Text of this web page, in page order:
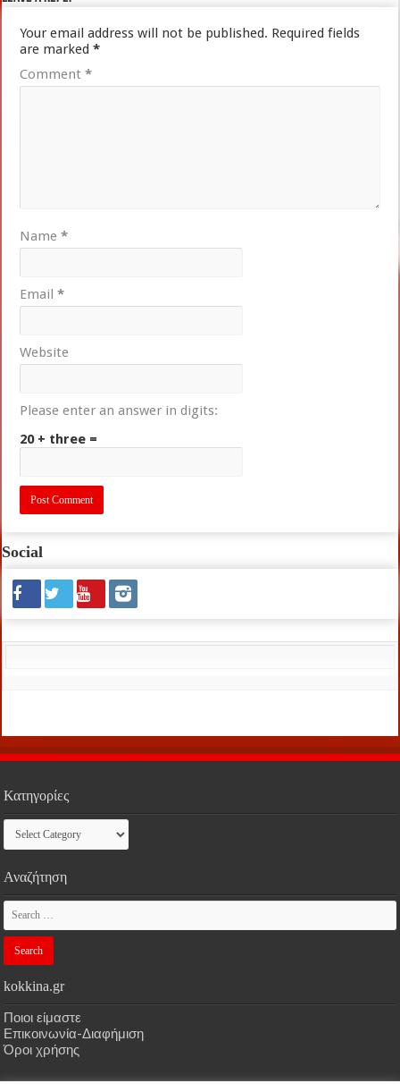
Your email address will not be published. Required fields
are marked*
Comment*
Name*
Email*
Website
Please enter an answer in digits:
20 + three =
Social
Κατηγορίες
Κατηγορίες
Αναζήτηση
kokkina.gr
Ποιοι είμαστε
Επικοινωνία-Διαφήμιση
Όροι χρήσης